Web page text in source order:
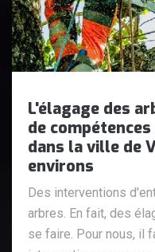
L'élagage des
de
dans la ville de
environs
Des interventions
arbres. En fait, des
se faire. Pour nous, il